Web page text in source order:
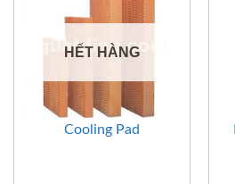
HẾT HÀNG
Cooling Pad